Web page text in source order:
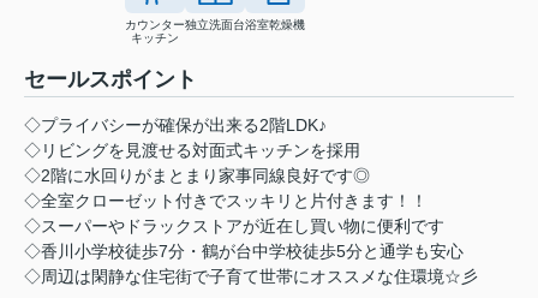
カウンター
キッチン
独立洗面台浴室乾燥機
セールスポイント
◇プライバシーが確保が出来る2階LDK♪
◇リビングを見渡せる対面式キッチンを採用
◇2階に水回りがまとまり家事同線良好です◎
◇全室クローゼット付きでスッキリと片付きます！！
◇スーパーやドラックストアが近在し買い物に便利です
◇香川小学校徒歩7分・鶴が台中学校徒歩5分と通学も安心
◇周辺は閑静な住宅街で子育て世帯にオススメな住環境☆彡